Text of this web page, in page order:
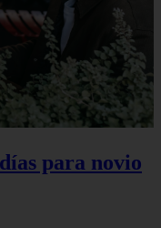
para novio